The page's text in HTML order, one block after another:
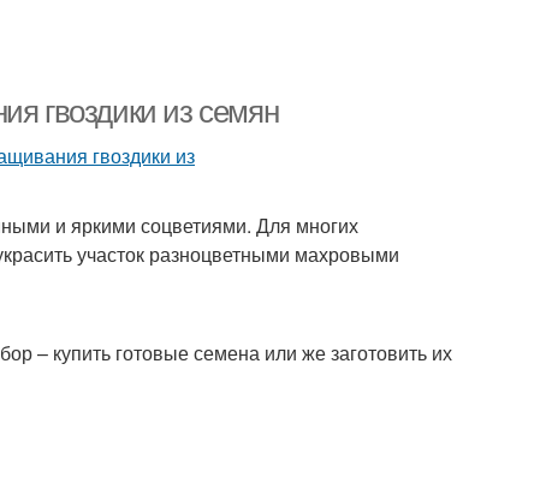
гвоздики из семян
и яркими соцветиями. Для многих
участок разноцветными махровыми
– купить готовые семена или же заготовить их